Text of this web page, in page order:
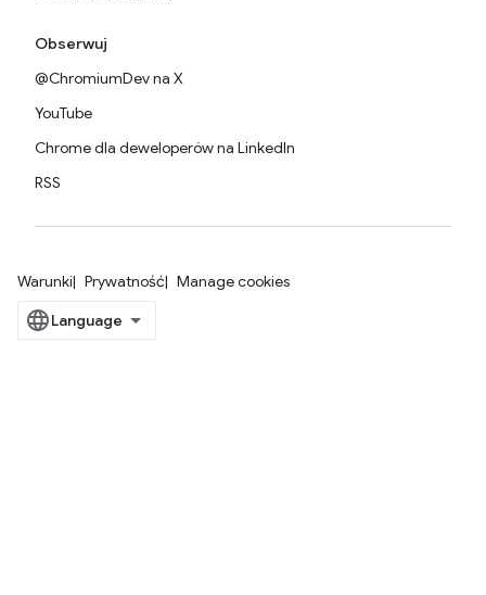
Obserwuj
@ChromiumDev na X
YouTube
Chrome dla deweloperów na LinkedIn
RSS
Warunki Prywatność Manage cookies